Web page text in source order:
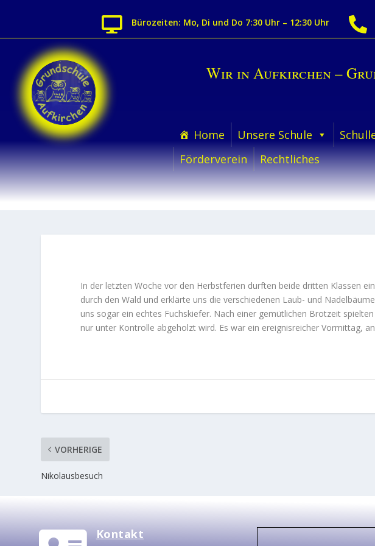
 Bürozeiten: Mo, Di und Do 7:30 Uhr – 12:30 Uhr 
Wir in Aufkirchen –
Home Unsere Schule
Förderverein
Rechtliches
In der letzten Woche vor den Herbstferien durften beide dritten Klassen
durch den Wald und erklärte uns die verschiedenen Laub- und
uns sogar ein echtes Fuchskiefer. Nach einer gemütlichen Brotzeit
nur unter Kontrolle abgeholzt wird. Es war ein ereignisreicher Vormittag,
VORHERIGE
Nikolausbesuch
Kontakt